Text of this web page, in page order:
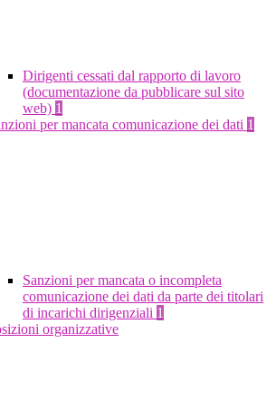
Dirigenti cessati dal rapporto di lavoro
(documentazione da pubblicare sul sito
web) 1
per mancata comunicazione dei dati 1
Sanzioni per mancata o incompleta
comunicazione dei dati da parte dei titolari
di incarichi dirigenziali 1
organizzative